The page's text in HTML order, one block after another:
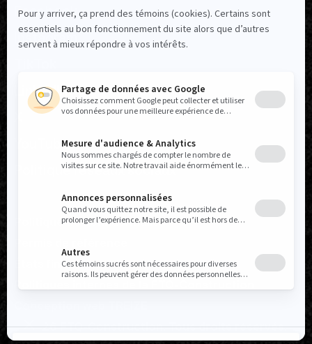
Facebook
Instagram
LinkedIn
YouTube
Politique réseaux sociaux
Politique de confidentialité
Permis de référence
États financiers
Politiques internes de la FTQ-Construction
© 2026 FTQ-Construction. Tous droits réservés.